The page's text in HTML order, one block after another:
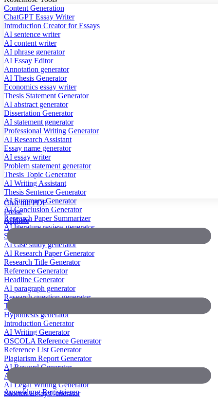
Content Generation
ChatGPT Essay Writer
Introduction Creator for Essays
AI sentence writer
AI content writer
AI phrase generator
AI Essay Editor
Annotation generator
AI Thesis Generator
Economics essay writer
Thesis Statement Generator
AI abstract generator
Dissertation Generator
AI statement generator
Professional Writing Generator
AI Research Assistant
Essay name generator
AI essay writer
Problem statement generator
Thesis Topic Generator
AI Writing Assistant
Thesis Sentence Generator
AI Summary Generator
AI Conclusion Generator
Research Paper Summarizer
AI literature review generator
Scientific Paper Summarizer
AI case study generator
AI Research Paper Generator
Research Title Generator
Reference Generator
Headline Generator
AI paragraph generator
Research question generator
Thesis paragraph generator
Hypothesis generator
Introduction Generator
AI Writing Generator
OSCOLA Reference Generator
Reference List Generator
Plagiarism Report Generator
AI Reword Generator
AI Bullet Point Generator
AI Legal Writing Generator
Shorten Essay Generator
Chat mit PDF
Preise
Affiliate
AnmeldungRegistrieren